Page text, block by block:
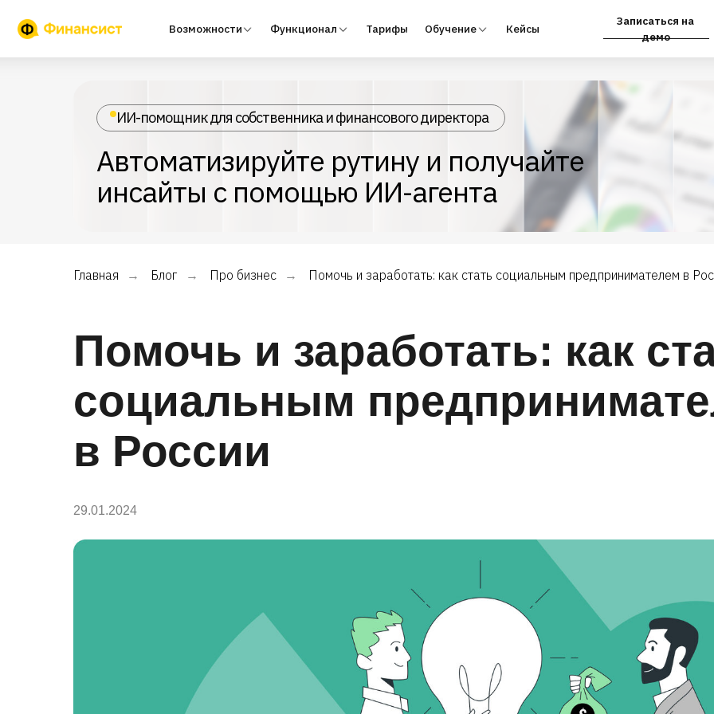
Партнёрам
Записаться на
Кейсы
Обучение
Тарифы
Функционал
Возможности
ИИ-помощник для собственника и финансового директора
Автоматизируйте рутину и получайте
инсайты с помощью ИИ-агента
Главная → Блог → Про бизнес → Помочь и заработать: как стать социальным предпринимателем в
Помочь и заработать: как
социальным
в России
29.01.2024